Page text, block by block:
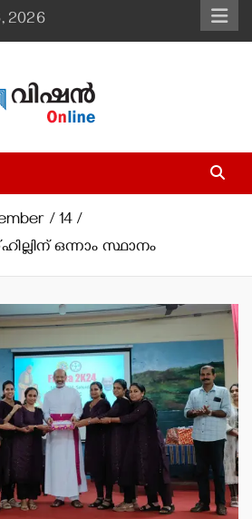
2026
Online
with Divine Clarity.
14
ഒന്നാം സ്ഥാനം